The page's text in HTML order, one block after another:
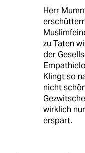
Herr
zu Taten
der
Klingt so
nicht
wirklich
erspart.